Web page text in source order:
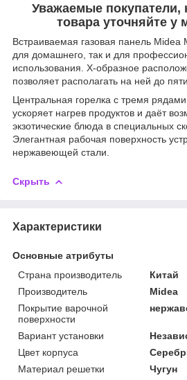
Уважаемые покупатели,
товара уточняйте у
Встраиваемая газовая панель Midea
для домашнего, так и для
использования. X-образное
позволяет располагать на ней до
Центральная горелка с тремя
ускоряет нагрев продуктов и даёт
экзотические блюда в специальных
Элегантная рабочая поверхность
нержавеющей стали.
Скрыть
Характеристики
Основные атрибуты
Страна производитель
Китай
Производитель
Midea
Покрытие варочной
поверхности
Вариант установки
Цвет корпуса
Материал решетки
Чугун